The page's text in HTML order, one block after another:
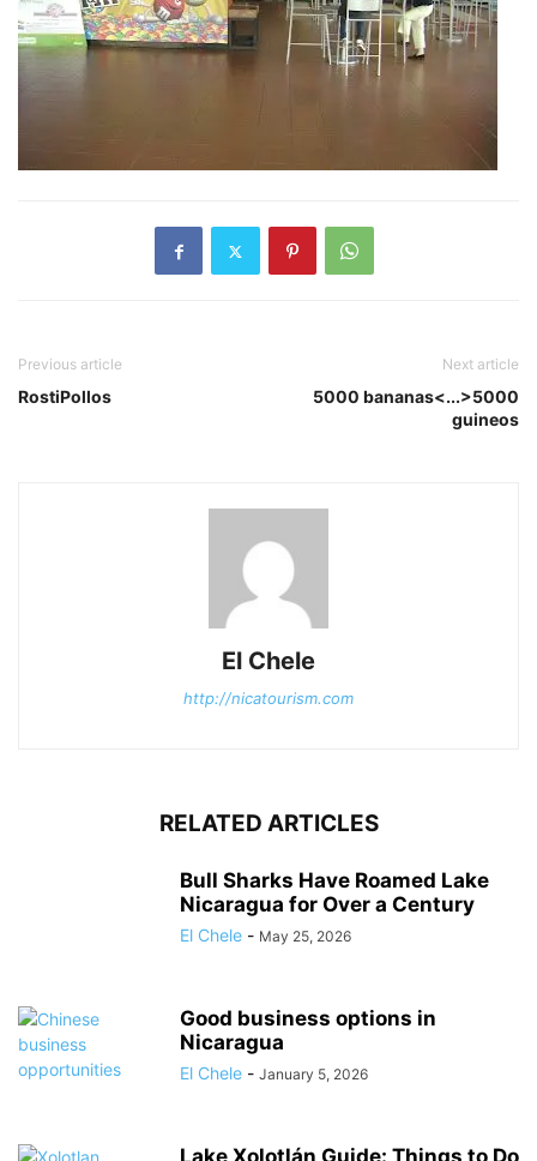
Previous article
RostiPollos
Next article
5000 bananas<...>5000
guineos
El Chele
http://nicatourism.com
RELATED ARTICLES
Bull Sharks Have Roamed Lake
Nicaragua for Over a Century
El Chele - May 25, 2026
Good business options in
Nicaragua
El Chele - January 5, 2026